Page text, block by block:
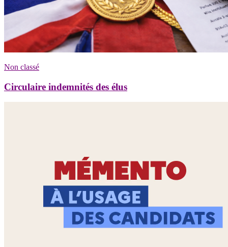
Non classé
Circulaire indemnités des élus